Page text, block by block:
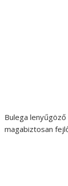
Bulega
magabiztosan